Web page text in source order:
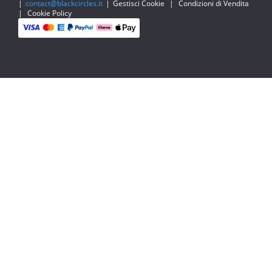
| contact@blackcircles.it | Gestisci Cookie |
Condizioni di Vendita
|
Cookie Policy